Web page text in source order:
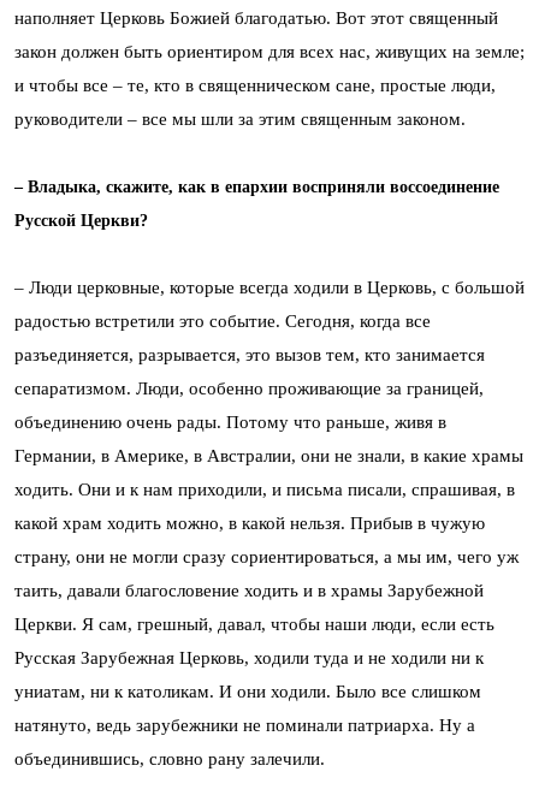
наполняет Церковь Божией благодатью. Вот этот священный
закон должен быть ориентиром для всех нас, живущих на земле;
и чтобы все – те, кто в священническом сане, простые люди,
руководители – все мы шли за этим священным законом.
– Владыка, скажите, как в епархии восприняли воссоединение
Русской Церкви?
– Люди церковные, которые всегда ходили в Церковь, с большой
радостью встретили это событие. Сегодня, когда все
разъединяется, разрывается, это вызов тем, кто занимается
сепаратизмом. Люди, особенно проживающие за границей,
объединению очень рады. Потому что раньше, живя в
Германии, в Америке, в Австралии, они не знали, в какие храмы
ходить. Они и к нам приходили, и письма писали, спрашивая, в
какой храм ходить можно, в какой нельзя. Прибыв в чужую
страну, они не могли сразу сориентироваться, а мы им, чего уж
таить, давали благословение ходить и в храмы Зарубежной
Церкви. Я сам, грешный, давал, чтобы наши люди, если есть
Русская Зарубежная Церковь, ходили туда и не ходили ни к
униатам, ни к католикам. И они ходили. Было все слишком
натянуто, ведь зарубежники не поминали патриарха. Ну а
объединившись, словно рану залечили.